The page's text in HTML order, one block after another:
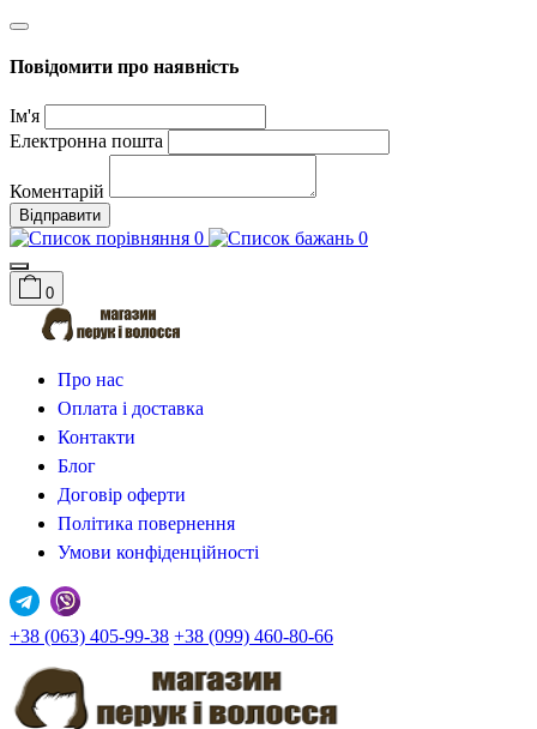
Повідомити про наявність
Ім'я
Електронна пошта
Коментарій
Відправити
0 0
0
Про нас
Оплата і доставка
Контакти
Блог
Договір оферти
Політика повернення
Умови конфіденційності
+38 (063) 405-99-38 +38 (099) 460-80-66